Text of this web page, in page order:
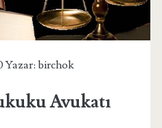
Yazar: birchok
Avukatı